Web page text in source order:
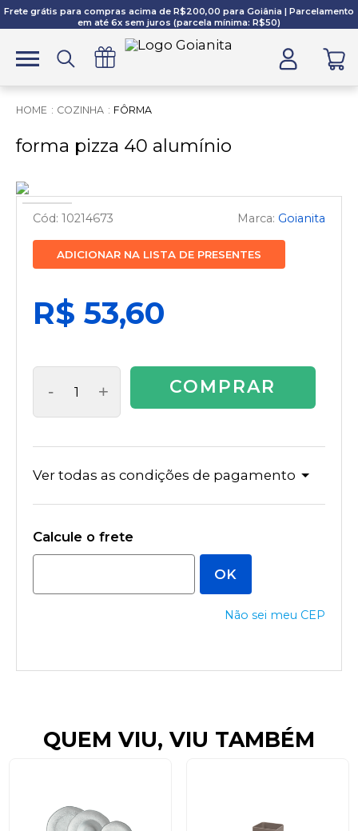
Frete grátis para compras acima de R$200,00 para Goiânia | Parcelamento
em até 6x sem juros (parcela mínima: R$50)
COZINHA FÔRMA
forma pizza 40 alumínio
10214673 Goianita
ADICIONAR NA LISTA DE PRESENTES
R$ 53,60
- + COMPRAR
Ver todas as condições de pagamento
Não sei meu CEP
QUEM VIU, VIU TAMBÉM